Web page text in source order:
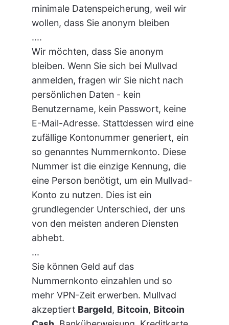
minimale Datenspeicherung, weil wir
wollen, dass Sie anonym bleiben
....
Wir möchten, dass Sie anonym
bleiben. Wenn Sie sich bei Mullvad
anmelden, fragen wir Sie nicht nach
persönlichen Daten - kein
Benutzername, kein Passwort, keine
E-Mail-Adresse. Stattdessen wird eine
zufällige Kontonummer generiert, ein
so genanntes Nummernkonto. Diese
Nummer ist die einzige Kennung, die
eine Person benötigt, um ein Mullvad-
Konto zu nutzen. Dies ist ein
grundlegender Unterschied, der uns
von den meisten anderen Diensten
abhebt.
...
Sie können Geld auf das
Nummernkonto einzahlen und so
mehr VPN-Zeit erwerben. Mullvad
akzeptiert Bargeld, Bitcoin, Bitcoin